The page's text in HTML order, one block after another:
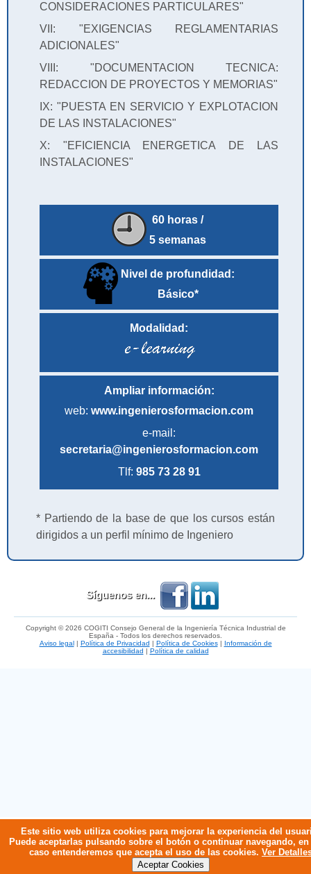
Este sitio web utiliza cookies para mejorar la experiencia del
Puede aceptarlas pulsando sobre el botón o continuar navegando,
caso entenderemos que acepta el uso de las cookies. Ver
CONSIDERACIONES PARTICULARES"
VII: "EXIGENCIAS REGLAMENTARIAS
ADICIONALES"
VIII: "DOCUMENTACION TECNICA:
REDACCION DE PROYECTOS Y MEMORIAS"
IX: "PUESTA EN SERVICIO Y EXPLOTACION
DE LAS INSTALACIONES"
X: "EFICIENCIA ENERGETICA DE LAS
INSTALACIONES"
60 horas /
5 semanas
Nivel de profundidad:
Básico*
Modalidad:
Ampliar información:
web: www.ingenierosformacion.com
e-mail:
secretaria@ingenierosformacion.com
Tlf: 985 73 28 91
* Partiendo de la base de que los cursos están
dirigidos a un perfil mínimo de Ingeniero
Síguenos en...
Copyright © 2026 COGITI Consejo General de la Ingeniería Técnica Industrial de
España - Todos los derechos reservados.
Aviso legal
Política de Privacidad Política de Cookies|
Información de
accesibilidad
Política de calidad